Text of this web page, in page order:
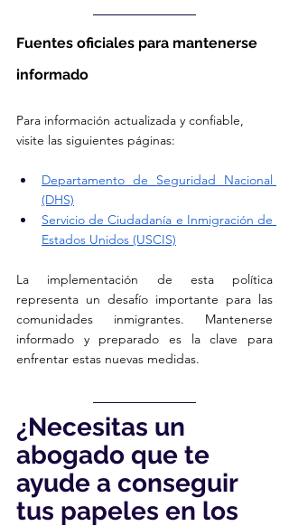
Fuentes oficiales para mantenerse
informado
Para información actualizada y confiable,
visite las siguientes páginas:
Departamento de Seguridad Nacional
(DHS)
Servicio de Ciudadanía e Inmigración de
Estados Unidos (USCIS)
La implementación de esta política
representa un desafío importante para las
comunidades inmigrantes. Mantenerse
informado y preparado es la clave para
enfrentar estas nuevas medidas.
¿Necesitas un
abogado que te
ayude a conseguir
tus papeles en los